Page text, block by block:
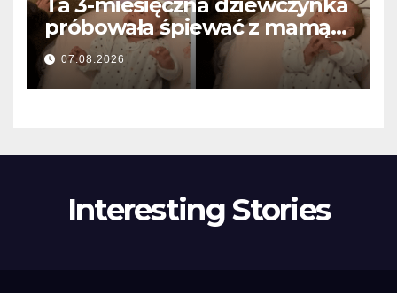
próbowała śpiewać z mamą…
i roztopiła miliony serc
07.08.2026
Interesting Stories